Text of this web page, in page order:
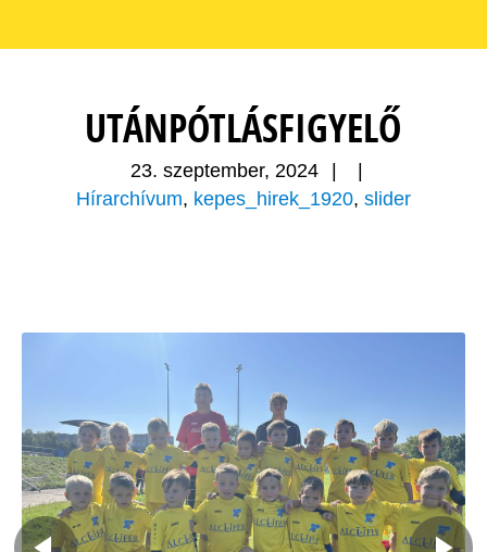
UTÁNPÓTLÁSFIGYELŐ
23. szeptember, 2024
Hírarchívum, kepes_hirek_1920, slider